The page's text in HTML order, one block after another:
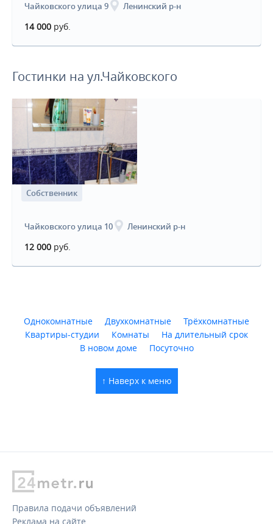
Чайковского улица 9 Ленинский р-н
14 000 руб.
Гостинки на ул.Чайковского
Собственник
Чайковского улица 10 Ленинский р-н
12 000 руб.
Однокомнатные Двухкомнатные
Трёхкомнатные
Квартиры-студии
Комнаты
На длительный срок
В новом доме
Посуточно
↑ Наверх к меню
Правила подачи объявлений
Реклама на сайте